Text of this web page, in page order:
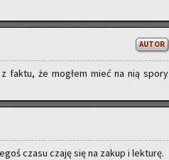
AUTOR
faktu, że mo­głem mieć na nią spory
czasu czaję się na zakup i lek­tu­rę.